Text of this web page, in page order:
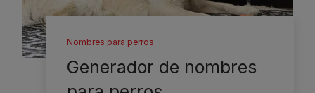
Nombres para perros
Generador de nombres